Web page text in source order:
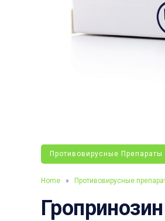
Противовирусные Препараты
Home » Противовирусные